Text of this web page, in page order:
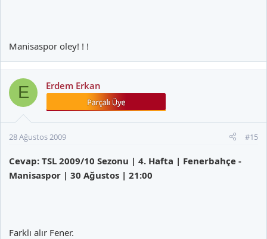
Manisaspor oley! ! !
E Erdem Erkan
28 Ağustos 2009 #15
Cevap: TSL 2009/10 Sezonu | 4. Hafta | Fenerbahçe -
Manisaspor | 30 Ağustos | 21:00
Farklı alır Fener.